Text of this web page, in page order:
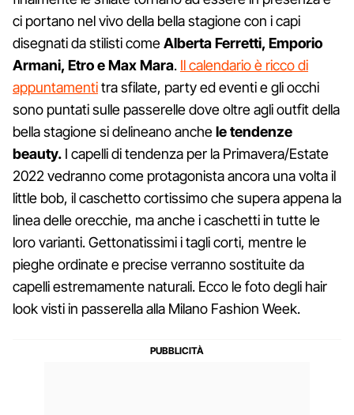
ci portano nel vivo della bella stagione con i capi
disegnati da stilisti comeAlberta Ferretti, Emporio
Armani, Etro e Max Mara. Il calendario è ricco di
appuntamentitra sfilate, party ed eventi e gli occhi
sono puntati sulle passerelle dove oltre agli outfit della
bella stagione si delineano anchele tendenze
beauty. I capelli di tendenza per la Primavera/Estate
2022 vedranno come protagonista ancora una volta il
little bob, il caschetto cortissimo che supera appena la
linea delle orecchie, ma anche i caschetti in tutte le
loro varianti. Gettonatissimi i tagli corti, mentre le
pieghe ordinate e precise verranno sostituite da
capelli estremamente naturali. Ecco le foto degli hair
look visti in passerella alla Milano Fashion Week.